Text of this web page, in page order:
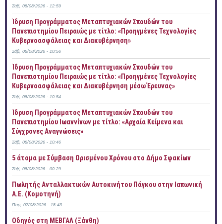
Σάβ, 08/08/2026 - 12:59
Ίδρυση Προγράμματος Μεταπτυχιακών Σπουδών του
Πανεπιστημίου Πειραιώς με τίτλο: «Προηγμένες Τεχνολογίες
Κυβερνοασφάλειας και Διακυβέρνηση»
Σάβ, 08/08/2026 - 10:56
Ίδρυση Προγράμματος Μεταπτυχιακών Σπουδών του
Πανεπιστημίου Πειραιώς με τίτλο: «Προηγμένες Τεχνολογίες
Κυβερνοασφάλειας και Διακυβέρνηση μέσω Έρευνας»
Σάβ, 08/08/2026 - 10:54
Ίδρυση Προγράμματος Μεταπτυχιακών Σπουδών του
Πανεπιστημίου Ιωαννίνων με τίτλο: «Αρχαία Κείμενα και
Σύγχρονες Αναγνώσεις»
Σάβ, 08/08/2026 - 10:46
5 άτομα με Σύμβαση Ορισμένου Χρόνου στο Δήμο Σφακίων
Σάβ, 08/08/2026 - 00:29
Πωλητής Ανταλλακτικών Αυτοκινήτου Πάγκου στην Ιαπωνική
Α.Ε. (Κομοτηνή)
Παρ, 07/08/2026 - 18:43
Οδηγός στη ΜΕΒΓΑΛ (Ξάνθη)